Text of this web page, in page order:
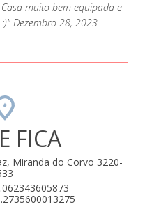
muito bem equipada e
Dezembro 28, 2023
FICA
Miranda do Corvo 3220-